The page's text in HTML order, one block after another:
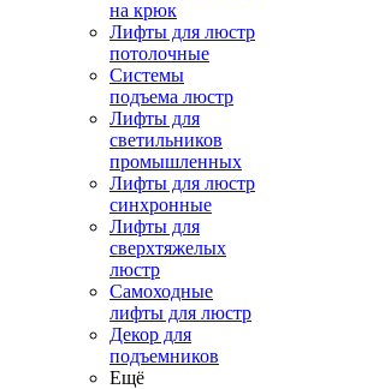
на крюк
Лифты для люстр
потолочные
Системы
подъема люстр
Лифты для
светильников
промышленных
Лифты для люстр
синхронные
Лифты для
сверхтяжелых
люстр
Самоходные
лифты для люстр
Декор для
подъемников
Ещё